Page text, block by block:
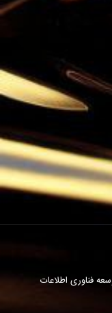
فناوری اطلاعات